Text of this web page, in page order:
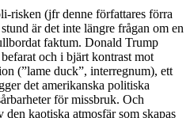
risken (jfr denne författares förra
är det inte längre frågan om en
faktum. Donald Trump
och i bjärt kontrast mot
(”lame duck”, interregnum), ett
det amerikanska politiska
för missbruk. Och
den kaotiska atmosfär som skapas